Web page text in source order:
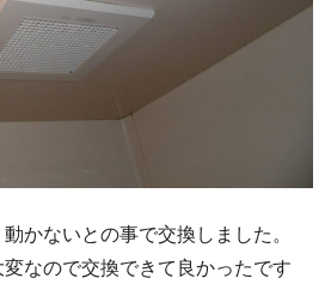
かないとの事で交換しました。
なので交換できて良かったです